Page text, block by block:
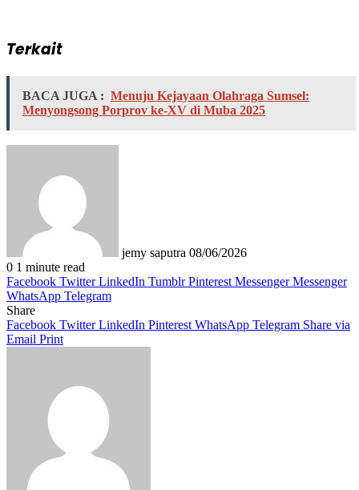
Terkait
BACA JUGA : Menuju Kejayaan Olahraga Sumsel:
Menyongsong Porprov ke-XV di Muba 2025
jemy saputra 08/06/2026
0 1 minute read
Facebook Twitter LinkedIn Tumblr Pinterest Messenger Messenger
WhatsApp Telegram
Share
Facebook Twitter LinkedIn Pinterest WhatsApp Telegram Share via
Email Print